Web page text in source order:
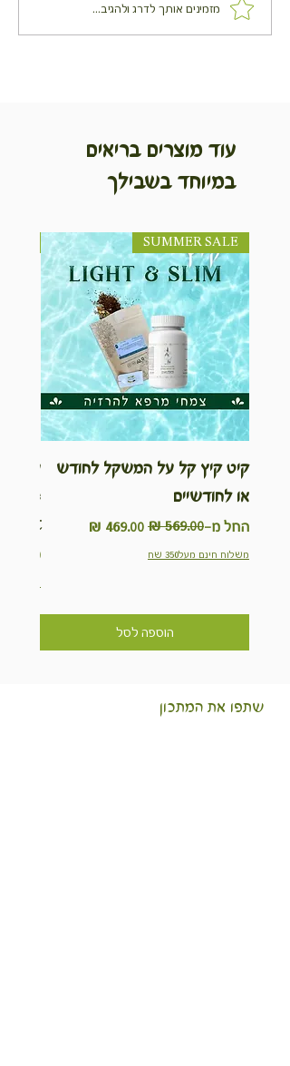
אנטיפסטי אסייתי - ירקות בתנור
בניחוח מזרח רחוק
מזמינים אותך לדרג ולהגיב...
עוד מוצרים בריאים
במיוחד בשבילך
SUMMER SALE
קיט קיץ קל על המשקל לחודש
או לחודשיים
החל מ-
מחיר רגיל
מחיר מבצע
משלוח חינם מעל350 שח
הוספה לסל
ערכת
Kit
מחיר